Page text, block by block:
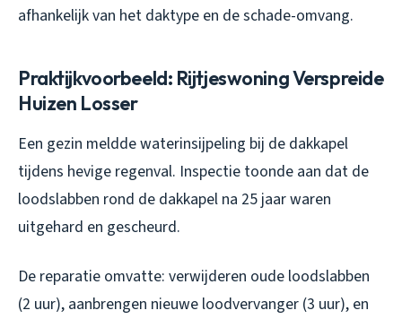
afhankelijk van het daktype en de schade-omvang.
Praktijkvoorbeeld: Rijtjeswoning Verspreide
Huizen Losser
Een gezin meldde waterinsijpeling bij de dakkapel
tijdens hevige regenval. Inspectie toonde aan dat de
loodslabben rond de dakkapel na 25 jaar waren
uitgehard en gescheurd.
De reparatie omvatte: verwijderen oude loodslabben
(2 uur), aanbrengen nieuwe loodvervanger (3 uur), en